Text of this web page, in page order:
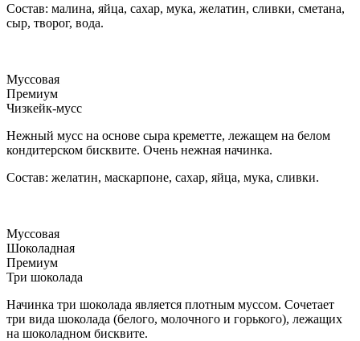
Состав: малина, яйца, сахар, мука, желатин, сливки, сметана,
сыр, творог, вода.
Муссовая
Премиум
Чизкейк-мусс
Нежный мусс на основе сыра креметте, лежащем на белом
кондитерском бисквите. Очень нежная начинка.
Состав: желатин, маскарпоне, сахар, яйца, мука, сливки.
Муссовая
Шоколадная
Премиум
Три шоколада
Начинка три шоколада является плотным муссом. Сочетает
три вида шоколада (белого, молочного и горького), лежащих
на шоколадном бисквите.